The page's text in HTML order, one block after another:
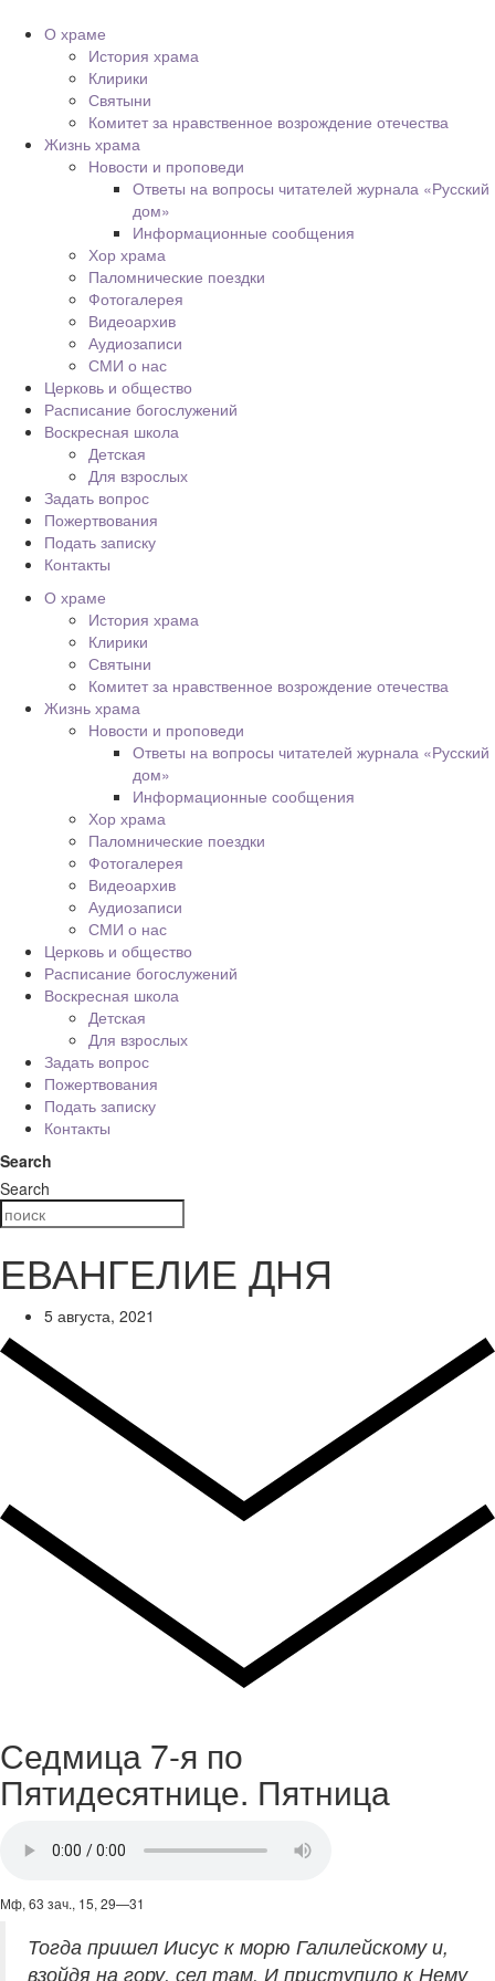
О храме
История храма
Клирики
Святыни
Комитет за нравственное возрождение отечества
Жизнь храма
Новости и проповеди
Ответы на вопросы читателей журнала «Русский
дом»
Информационные сообщения
Хор храма
Паломнические поездки
Фотогалерея
Видеоархив
Аудиозаписи
СМИ о нас
Церковь и общество
Расписание богослужений
Воскресная школа
Детская
Для взрослых
Задать вопрос
Пожертвования
Подать записку
Контакты
О храме
История храма
Клирики
Святыни
Комитет за нравственное возрождение отечества
Жизнь храма
Новости и проповеди
Ответы на вопросы читателей журнала «Русский
дом»
Информационные сообщения
Хор храма
Паломнические поездки
Фотогалерея
Видеоархив
Аудиозаписи
СМИ о нас
Церковь и общество
Расписание богослужений
Воскресная школа
Детская
Для взрослых
Задать вопрос
Пожертвования
Подать записку
Контакты
Search
Search
ЕВАНГЕЛИЕ ДНЯ
5 августа, 2021
Седмица 7-я по
Пятидесятнице. Пятница
Мф, 63 зач., 15, 29—31
Тогда пришел Иисус к морю Галилейскому и,
взойдя на гору, сел там. И приступило к Нему